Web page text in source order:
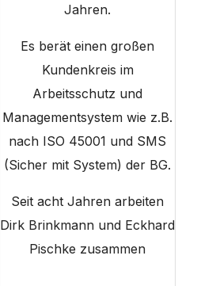
Jahren.
Es berät einen großen
Kundenkreis im
Arbeitsschutz und
Managementsystem wie z.B.
nach ISO 45001 und SMS
(Sicher mit System) der BG.
Seit acht Jahren arbeiten
Dirk Brinkmann und Eckhard
Pischke zusammen